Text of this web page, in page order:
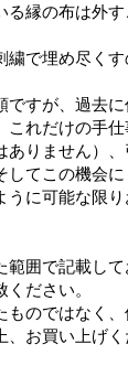
縁の布は外す
繍で埋め尽く
ですが、過去
これだけの手
ありません）
してこの機会
うに可能な限
範囲で記載し
ださい。
ものではなく
、お買い上げ